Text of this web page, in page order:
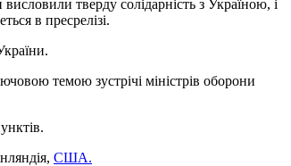
тверду солідарність з Україною, і
в пресрелізі.
темою зустрічі міністрів оборони
США.